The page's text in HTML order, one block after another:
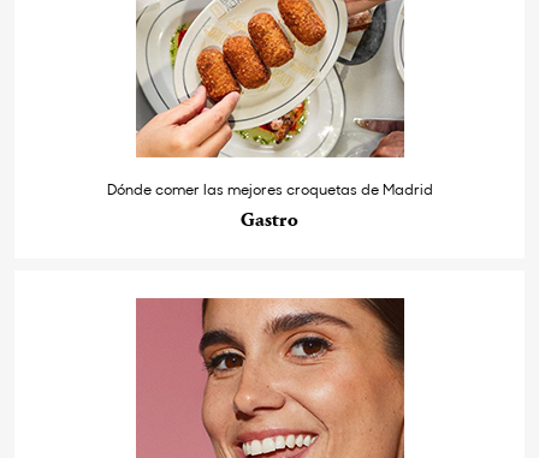
Dónde comer las mejores croquetas de Madrid
Gastro